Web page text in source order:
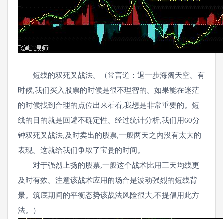
短线的双死叉战法。（常言道：退一步海阔天空。有
时候,我们买入股票的时候是很不理智的。如果能在迷茫
的时候找到合理的点位出来看看,我想是非常重要的。短
线的目的就是回避不确定性。经过统计分析,我们用60分
钟双死叉战法,及时卖出的股票,一般两天之内没有太大的
表现。这就给我们争取了宝贵的时间。
对于强烈上扬的股票,一般这个战术比用三天均线更
及时有效。注意该战术应用的场合是波动强烈的短线背
景。筑底期间的平衡态势该战法风险很大,不提倡用此方
法。）